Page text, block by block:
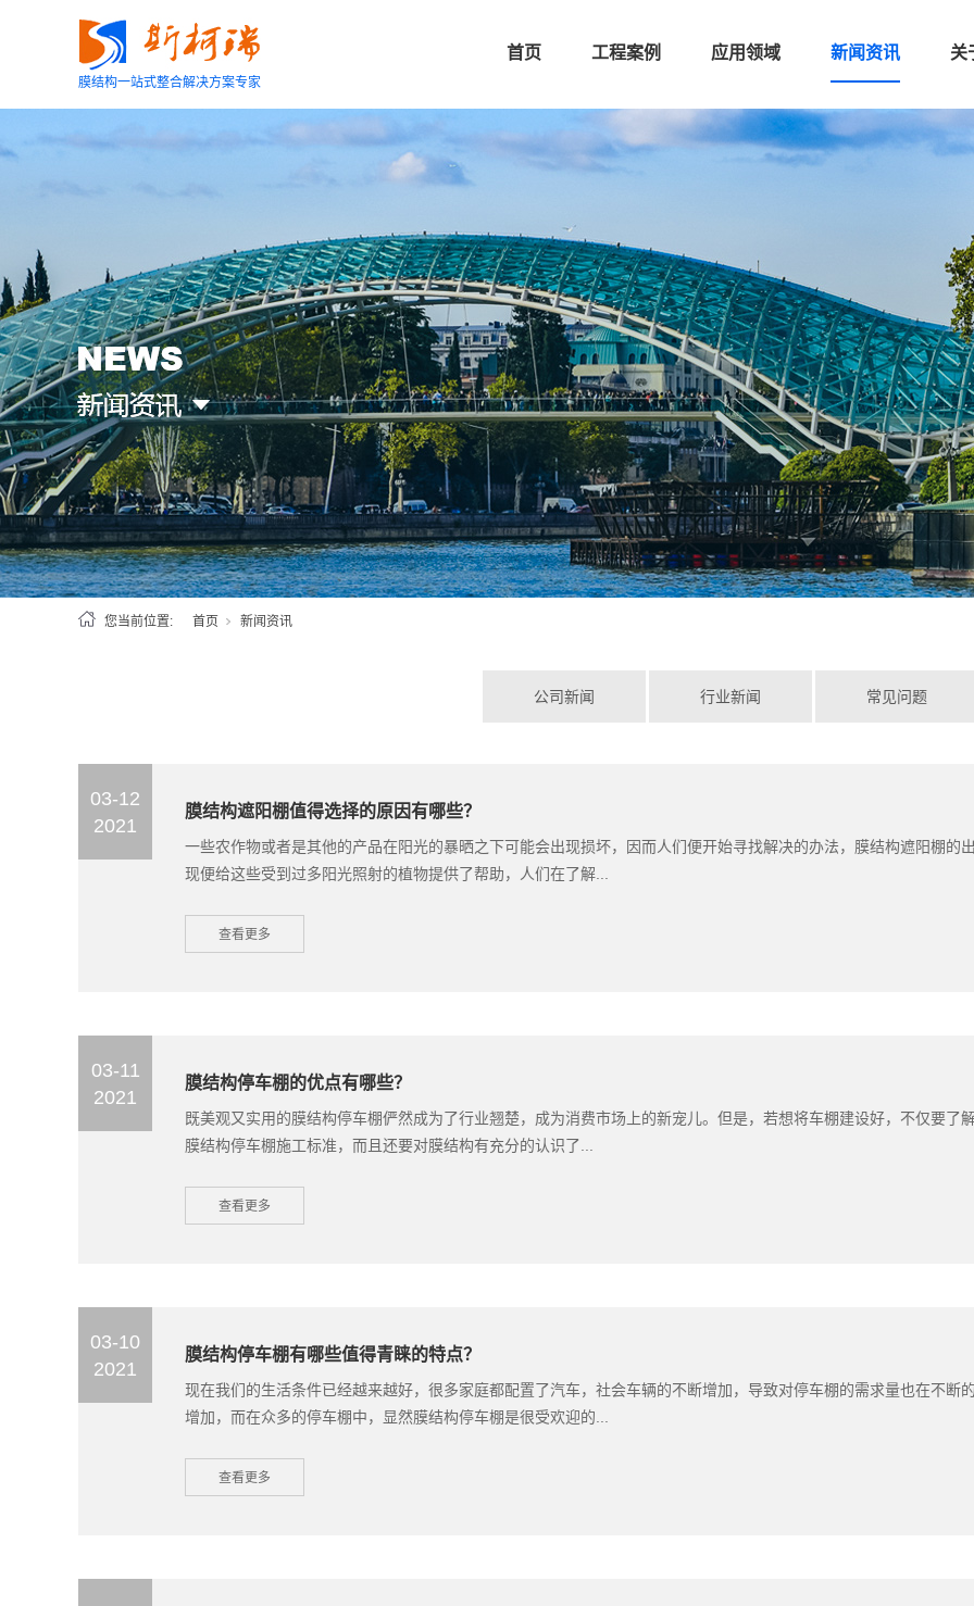
膜结构一站式整合解决方案专家
首页 工程案例 应用领域 新闻资讯 关
您当前位置: 首页 新闻资讯
公司新闻 行业新闻 常见问题
03-12
2021
膜结构遮阳棚‍值得选择的原因有哪些？
一些农作物或者是其他的产品在阳光的暴晒之下可能会出现损坏，因而人们便开始寻找解决的办法，膜结构遮阳棚‍的
现便给这些受到过多阳光照射的植物提供了帮助，人们在了解...
查看更多
03-11
2021
膜结构停车棚‍的优点有哪些？
既美观又实用的膜结构停车棚‍俨然成为了行业翘楚，成为消费市场上的新宠儿。但是，若想将车棚建设好，不仅要了
膜结构停车棚施工标准‍，而且还要对膜结构有充分的认识了...
查看更多
03-10
2021
膜结构停车棚‍有哪些值得青睐的特点？
现在我们的生活条件已经越来越好，很多家庭都配置了汽车，社会车辆的不断增加，导致对停车棚的需求量也在不断
增加，而在众多的停车棚中，显然膜结构停车棚‍是很受欢迎的...
查看更多